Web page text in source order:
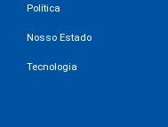
Política
Nosso Estado
Tecnologia